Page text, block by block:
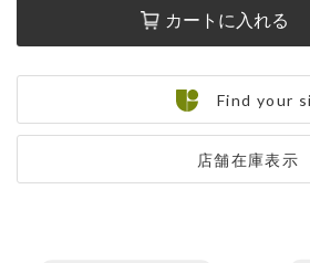
カートに入れる
店舗在庫表示
Find your